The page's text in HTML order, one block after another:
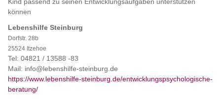
können
Lebenshilfe Steinburg
Dorfstr. 28b
25524 Itzehoe
Tel: 04821 / 13588 -83
Mail: info@lebenshilfe-steinburg.de
https://www.lebenshilfe-steinburg.de/entwicklungspsychologische-
beratung/